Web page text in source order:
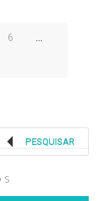
6
PESQUISAR